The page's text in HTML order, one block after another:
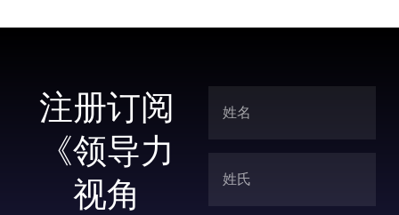
注册订阅
《领导力
视角